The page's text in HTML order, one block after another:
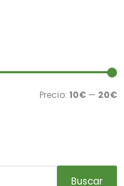
Precio: 10€ — 20€
Buscar